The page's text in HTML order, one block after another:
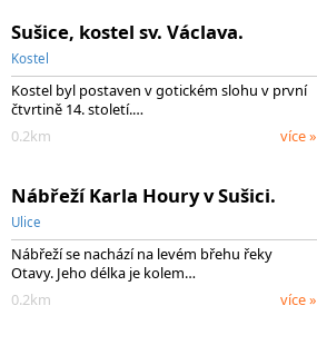
Sušice, kostel sv. Václava.
Kostel
Kostel byl postaven v gotickém slohu v první
čtvrtině 14. století.…
0.2km
více »
Nábřeží Karla Houry v Sušici.
Ulice
Nábřeží se nachází na levém břehu řeky
Otavy. Jeho délka je kolem…
0.2km
více »